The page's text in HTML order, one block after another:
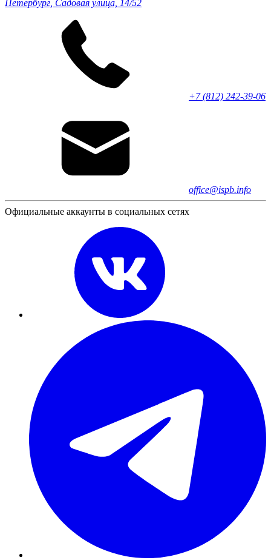
Петербург, Садовая улица, 14/52
+7 (812) 242-39-06
office@ispb.info
Официальные аккаунты в социальных сетях